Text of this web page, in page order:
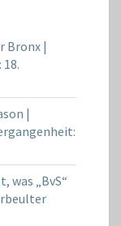
Bronx |
|
was „BvS“